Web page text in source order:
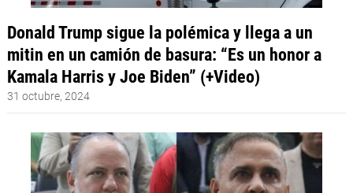
Donald Trump sigue la polémica y llega a un
mitin en un camión de basura: “Es un honor a
Kamala Harris y Joe Biden” (+Video)
31 octubre, 2024